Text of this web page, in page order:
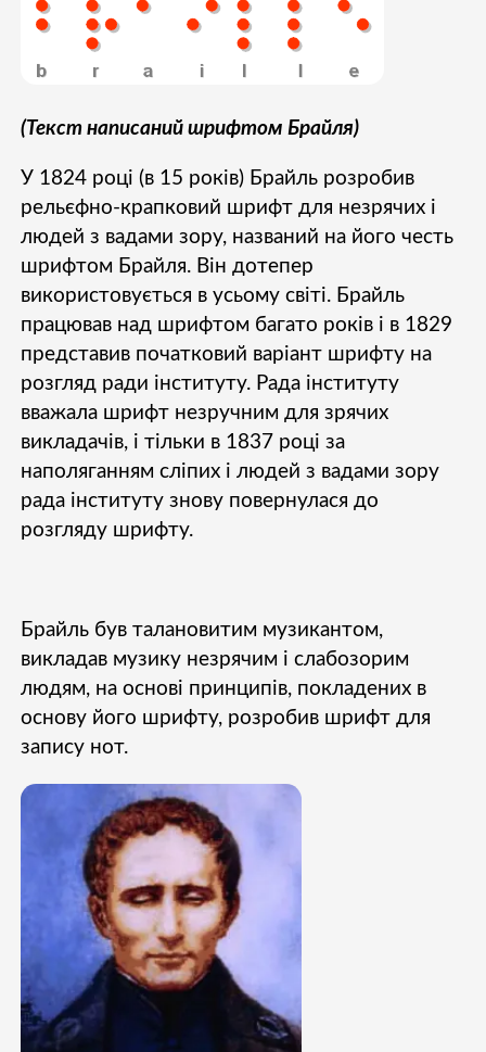
(Текст написаний шрифтом Брайля)
У 1824 році (в 15 років) Брайль розробив
рельєфно-крапковий шрифт для незрячих і
людей з вадами зору, названий на його честь
шрифтом Брайля. Він дотепер
використовується в усьому світі. Брайль
працював над шрифтом багато років і в 1829
представив початковий варіант шрифту на
розгляд ради інституту. Рада інституту
вважала шрифт незручним для зрячих
викладачів, і тільки в 1837 році за
наполяганням сліпих і людей з вадами зору
рада інституту знову повернулася до
розгляду шрифту.
Брайль був талановитим музикантом,
викладав музику незрячим і слабозорим
людям, на основі принципів, покладених в
основу його шрифту, розробив шрифт для
запису нот.
Instagram і слідкуйте за
новинами проєкту
Підписатись